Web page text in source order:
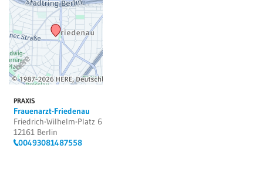
PRAXIS
Frauenarzt-Friedenau
Friedrich-Wilhelm-Platz 6
12161 Berlin
00493081487558